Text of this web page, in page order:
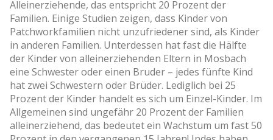
Alleinerziehende, das entspricht 20 Prozent der
Familien. Einige Studien zeigen, dass Kinder von
Patchworkfamilien nicht unzufriedener sind, als Kinder
in anderen Familien. Unterdessen hat fast die Hälfte
der Kinder von alleinerziehenden Eltern in Mosbach
eine Schwester oder einen Bruder – jedes fünfte Kind
hat zwei Schwestern oder Brüder. Lediglich bei 25
Prozent der Kinder handelt es sich um Einzel-Kinder. Im
Allgemeinen sind ungefähr 20 Prozent der Familien
alleinerziehend, das bedeutet ein Wachstum um fast 50